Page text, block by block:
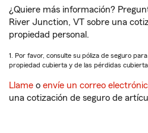
¿Quiere más información?
River Junction, VT sobre una
propiedad personal.
1. Por favor, consulte su póliza de seguro
propiedad cubierta y de las pérdidas
Llame o envíe un correo
una cotización de seguro de